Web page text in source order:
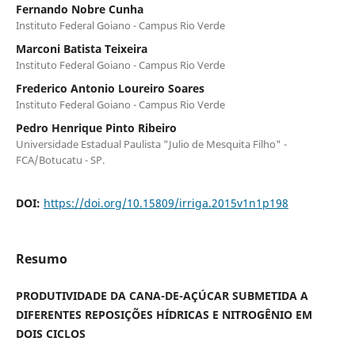
Fernando Nobre Cunha
Instituto Federal Goiano - Campus Rio Verde
Marconi Batista Teixeira
Instituto Federal Goiano - Campus Rio Verde
Frederico Antonio Loureiro Soares
Instituto Federal Goiano - Campus Rio Verde
Pedro Henrique Pinto Ribeiro
Universidade Estadual Paulista "Julio de Mesquita Filho" -
FCA/Botucatu - SP.
DOI: https://doi.org/10.15809/irriga.2015v1n1p198
Resumo
PRODUTIVIDADE DA CANA-DE-AÇÚCAR SUBMETIDA A
DIFERENTES REPOSIÇÕES HÍDRICAS E NITROGÊNIO EM
DOIS CICLOS